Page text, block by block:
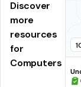
Discover
more
resources
for
Computers